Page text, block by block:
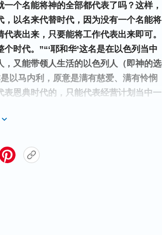
个名能将神的全部都代表了吗？这样，
以名来代替时代，因为没有一个名能将
表出来，只要能将工作代表出来即可。
时代。”“‘耶和华’这名是在以色列当中
又能带领人生活的以色列人（即神的选
以马内利，原意是满有慈爱、满有怜悯
恩典时代的，只能代表经营计划当中一
大有能力的全能的神自己，以这个名来
命、带领人生活的工作，使人知道怎么
越来越败坏，人都守不住律法，面临着